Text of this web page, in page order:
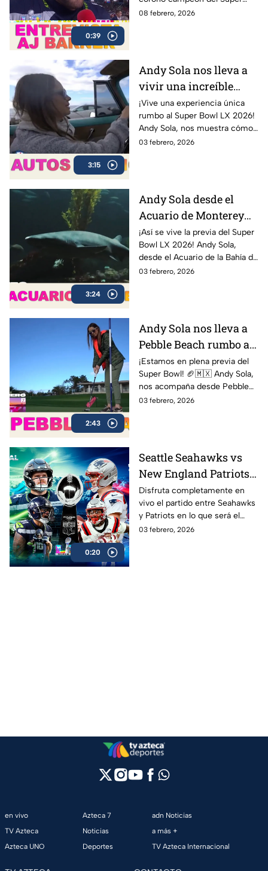
0:39
Bowl LX tras la victoria ante los
08 febrero, 2026
3:15
Andy Sola nos lleva a
vivir una increíble
experiencia en un Bel
Air 1954 | Sola al Super
Bowl
¡Vive una experiencia única
rumbo al Super Bowl LX 2026!
Andy Sola, nos muestra cómo
se vive la previa del Super
03 febrero, 2026
3:24
Andy Sola desde el
Acuario de Monterey
rumbo al Super Bowl |
Sola al Super Bowl
¡Así se vive la previa del Super
Bowl LX 2026! Andy Sola,
desde el Acuario de la Bahía de
Monterey, compartiendo sus
England Patriots.
03 febrero, 2026
2:43
Andy Sola nos lleva a
Pebble Beach rumbo al
Super Bow | Sola al
Super Bowl
¡Estamos en plena previa del
Super Bowl! 🏈🇲🇽 Andy Sola,
nos acompaña desde Pebble
Beach, compartiendo cómo se
03 febrero, 2026
0:20
Seattle Seahawks vs
New England Patriots
ver EN VIVO y GRATIS
Super Bowl LX 2026,
gran final de la NFL
Disfruta completamente en
vivo el partido entre Seahawks
y Patriots en lo que será el
esperado Super Bowl 2026 en
03 febrero, 2026
en vivo
TV Azteca
Azteca UNO
Azteca 7
Noticias
Deportes
adn Noticias
a más +
TV Azteca Internacional